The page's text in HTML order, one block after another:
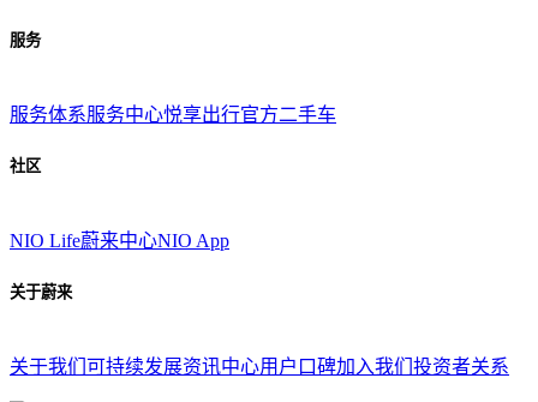
服务
服务体系服务中心悦享出行官方二手车
社区
NIO Life蔚来中心NIO App
关于蔚来
关于我们 可持续发展资讯中心用户口碑加入我们 投资者关系